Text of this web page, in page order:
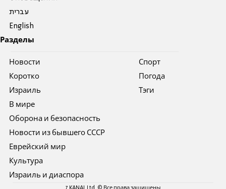
עברית
English
Разделы
Новости
Коротко
Израиль
В мире
Оборона и безопасность
Новости из бывшего СССР
Еврейский мир
Культура
Израиль и диаспора
Спорт
Погода
Тэги